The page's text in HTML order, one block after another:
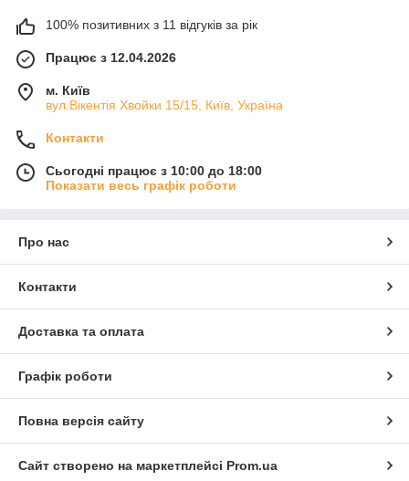
100% позитивних з 11 відгуків за рік
Працює з 12.04.2026
м. Київ
вул.Вікентія Хвойки 15/15, Київ, Україна
Контакти
Сьогодні працює з 10:00 до 18:00
Показати весь графік роботи
Про нас
Контакти
Доставка та оплата
Графік роботи
Повна версія сайту
Сайт створено на маркетплейсі Prom.ua